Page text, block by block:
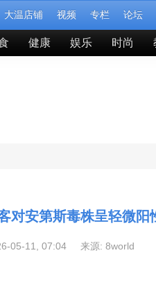
大温店铺 视频 专栏 论坛
健康 娱乐 时尚
对安第斯毒株呈轻微阳
05-11, 07:04 来源: 8world